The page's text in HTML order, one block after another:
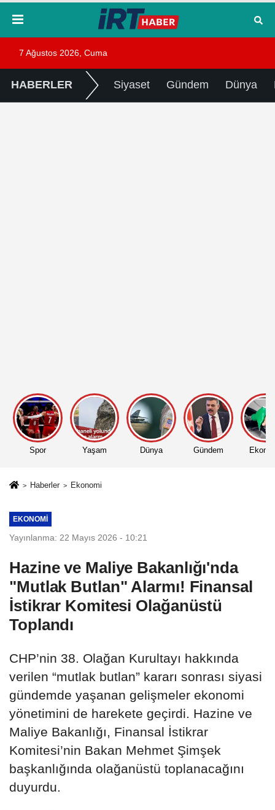
7 Ağustos 2026, Cuma
HABERLER Siyaset Gündem Dünya
Spor Yaşam Dünya Gündem
Haberler Ekonomi
EKONOMI
Yayınlanma: 22 Mayıs 2026 - 10:21
Hazine ve Maliye Bakanlığı'nda
"Mutlak Butlan" Alarmı! Finansal
İstikrar Komitesi Olağanüstü
Toplandı
CHP’nin 38. Olağan Kurultayı hakkında
verilen “mutlak butlan” kararı sonrası siyasi
gündemde yaşanan gelişmeler ekonomi
yönetimini de harekete geçirdi. Hazine ve
Maliye Bakanlığı, Finansal İstikrar
Komitesi’nin Bakan Mehmet Şimşek
başkanlığında olağanüstü toplanacağını
duyurdu.